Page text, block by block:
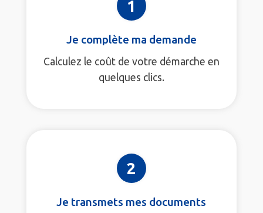
1
Je complète ma demande
Calculez le coût de votre démarche en
quelques clics.
2
Je transmets mes documents